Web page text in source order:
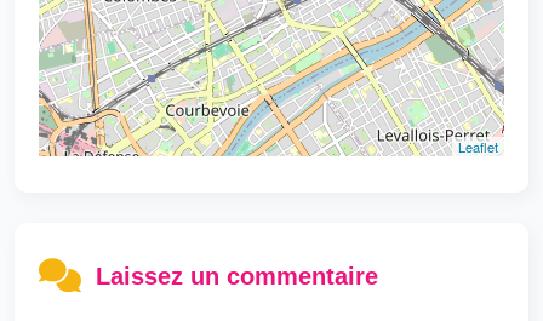
Leaflet
Laissez un commentaire